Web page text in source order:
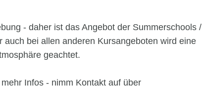
- daher ist das Angebot der Summerschools /
bei allen anderen Kursangeboten wird eine
geachtet.
Infos - nimm Kontakt auf über